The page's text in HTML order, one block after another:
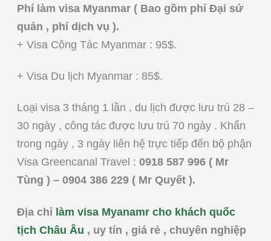
Phí làm visa Myanmar ( Bao gồm phí Đại sứ
quán , phí dịch vụ ).
+ Visa Công Tác Myanmar : 95$.
+ Visa Du lịch Myanmar : 85$.
Loại visa 3 tháng 1 lần , du lịch được lưu trú 28 –
30 ngày , công tác được lưu trú 70 ngày . Khẩn
trong ngày , 3 ngày liên hệ trực tiếp đến bộ phận
Visa Greencanal Travel : 0918 587 996 ( Mr
Tùng ) – 0904 386 229 ( Mr Quyết ).
Địa chỉ làm visa Myanamr cho khách quốc
tịch Châu Âu , uy tín , giá rẻ , chuyên nghiệp